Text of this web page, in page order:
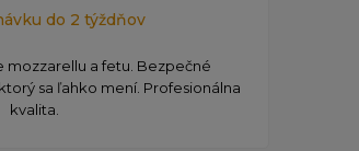
do 2 týždňov
mozzarellu a fetu. Bezpečné
sa ľahko mení. Profesionálna
kvalita.